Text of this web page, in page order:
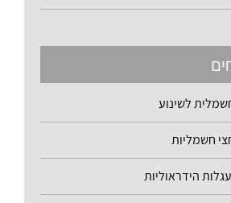
לשינוע
חשמליות
הידראוליות